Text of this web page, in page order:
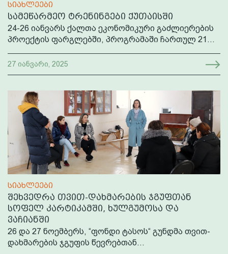
სიახლეები
სამეწარმეო ტრენინგები ქუთაისში
24-26 იანვარს ქალთა ეკონომიკური გაძლიერების
პროექტის ფარგლებში, პროგრამაში ჩართულ 21...
27 იანვარი, 2025
სიახლეები
შეხვედრა თვით-დახმარების ჯგუფთან
სოფელ კარტიკამში, ხულგუმოსა და
ვაჩიანში
26 და 27 ნოემბერს, “ფონდი ტასოს“ გუნდმა თვით-
დახმარების ჯგუფის წევრებთან...